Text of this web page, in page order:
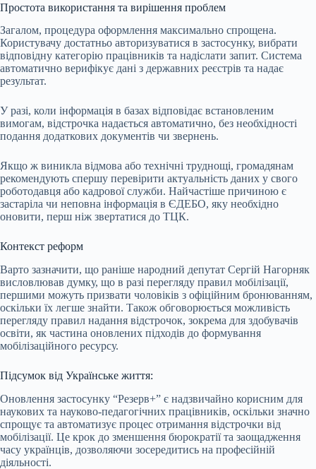
Простота використання та вирішення проблем
Загалом, процедура оформлення максимально спрощена.
Користувачу достатньо авторизуватися в застосунку, вибрати
відповідну категорію працівників та надіслати запит. Система
автоматично верифікує дані з державних реєстрів та надає
результат.
У разі, коли інформація в базах відповідає встановленим
вимогам, відстрочка надається автоматично, без необхідності
подання додаткових документів чи звернень.
Якщо ж виникла відмова або технічні труднощі, громадянам
рекомендують спершу перевірити актуальність даних у свого
роботодавця або кадрової служби. Найчастіше причиною є
застаріла чи неповна інформація в ЄДЕБО, яку необхідно
оновити, перш ніж звертатися до ТЦК.
Контекст реформ
Варто зазначити, що раніше народний депутат Сергій Нагорняк
висловлював думку, що в разі перегляду правил мобілізації,
першими можуть призвати чоловіків з офіційним бронюванням,
оскільки їх легше знайти. Також обговорюється можливість
перегляду правил надання відстрочок, зокрема для здобувачів
освіти, як частина оновлених підходів до формування
мобілізаційного ресурсу.
Підсумок від Українське життя:
Оновлення застосунку “Резерв+” є надзвичайно корисним для
наукових та науково-педагогічних працівників, оскільки значно
спрощує та автоматизує процес отримання відстрочки від
мобілізації. Це крок до зменшення бюрократії та заощадження
часу українців, дозволяючи зосередитись на професійній
діяльності.